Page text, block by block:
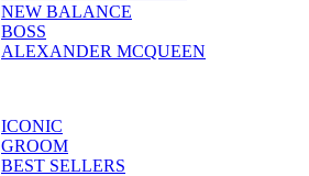
NEW BALANCE
BOSS
ALEXANDER MCQUEEN
ICONIC
GROOM
BEST SELLERS